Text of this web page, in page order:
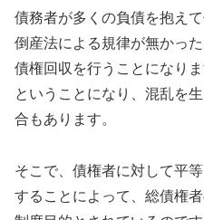
債務者が多くの負債を抱え
倒産法による規律が無かっ
債権回収を行うことになり
ということになり、混乱を
合もあります。
そこで、債権者に対して平
することによって、総債権